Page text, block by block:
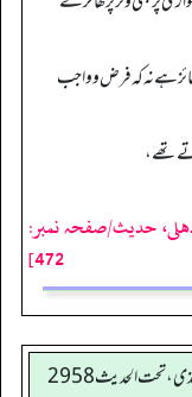
ہے نہ کہ فرض و واجب
تھے،
حدیث/صفحہ نمبر:
472]
تحت الحديث 2958